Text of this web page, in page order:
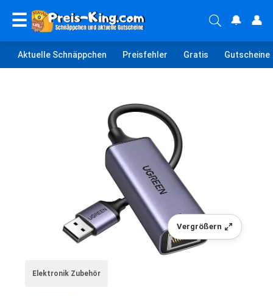
☰ 🔔 👤
Aktuelle Schnäppchen Preisfehler Gratis Gutscheine
Vergrößern
Elektronik Zubehör